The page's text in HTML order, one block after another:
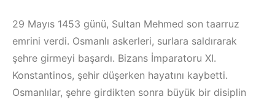
29 Mayıs 1453 günü, Sultan Mehmed son taarruz
emrini verdi. Osmanlı askerleri, surlara saldırarak
şehre girmeyi başardı. Bizans İmparatoru XI.
Konstantinos, şehir düşerken hayatını kaybetti.
Osmanlılar, şehre girdikten sonra büyük bir disiplin